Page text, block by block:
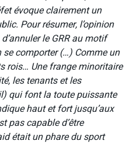
évoque clairement un
Pour résumer, l’opinion
le GRR au motif
se comporter (…) Comme un
rois… Une frange minoritaire
les tenants et les
qui font la toute puissante
haut et fort jusqu’aux
pas capable d’être
était un phare du sport